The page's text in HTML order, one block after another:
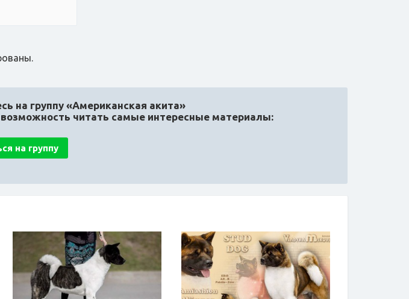
на группу «Американская акита»
возможность читать самые интересные материалы:
на группу